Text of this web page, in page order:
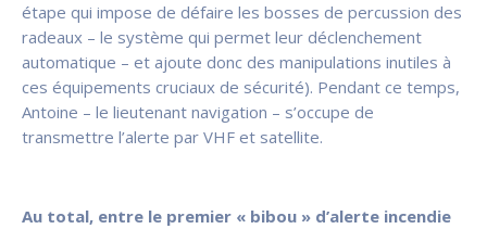
étape qui impose de défaire les bosses de percussion des
radeaux – le système qui permet leur déclenchement
automatique – et ajoute donc des manipulations inutiles à
ces équipements cruciaux de sécurité). Pendant ce temps,
Antoine – le lieutenant navigation – s’occupe de
transmettre l’alerte par VHF et satellite.
Au total, entre le premier « bibou » d’alerte incendie